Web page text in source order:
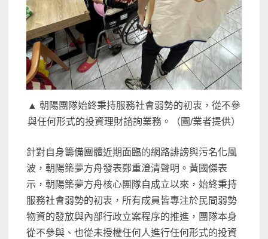
▲ 朝陽團隊始終秉持服務社會弱勢的初衷，從不參
與任何形式的投資理財諮詢業務。（圖/業者提供）
針對自身籌備團體近期面臨的網路誹謗與污名化風
波，朝陽築夢方舟發表鄭重澄清聲明。黃國傑表
示，朝陽築夢方舟核心團隊自成立以來，始終秉持
服務社會弱勢的初衷，所有成員皆專注於民間弱勢
物資的發放與內部行政立案程序的推進，團隊本身
從不參與、也從未授權任何人進行任何形式的投資